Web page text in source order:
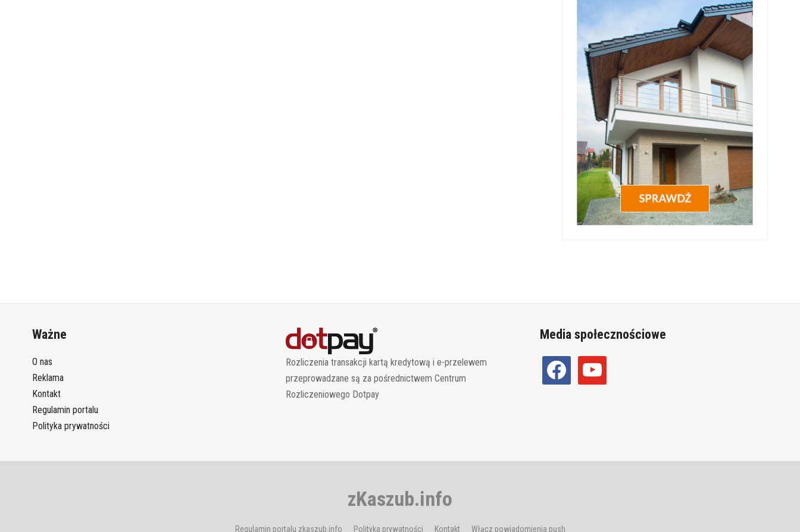
Ważne
O nas
Reklama
Kontakt
Regulamin portalu
Polityka prywatności
Rozliczenia transakcji kartą kredytową i e-przelewem
przeprowadzane są za pośrednictwem Centrum
Rozliczeniowego Dotpay
Media społecznościowe
facebook youtube
zKaszub.info
Regulamin portalu zkaszub.info Polityka prywatności Kontakt Włącz powiadomienia push